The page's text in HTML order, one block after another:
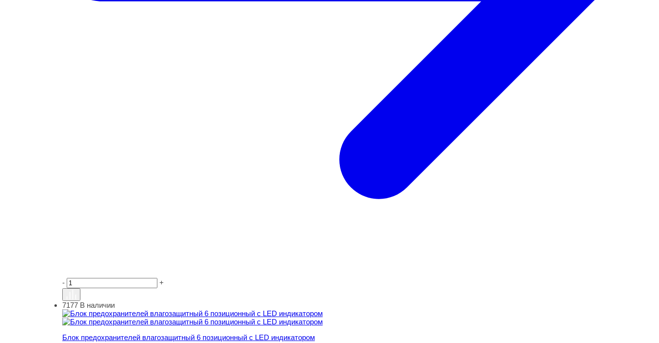
- +
Блок предохранителей влагозащитный 6 позиционный с LED индикатором
7177 В наличии
Блок предохранителей влагозащитный 6 позиционный с LED индикатором